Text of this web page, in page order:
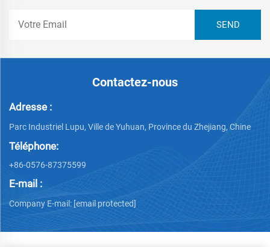
Contactez-nous
Adresse :
Parc Industriel Lupu, Ville de Yuhuan, Province du Zhejiang, Chine
Téléphone:
+86-0576-87375599
E-mail :
Company E-mail: [email protected]